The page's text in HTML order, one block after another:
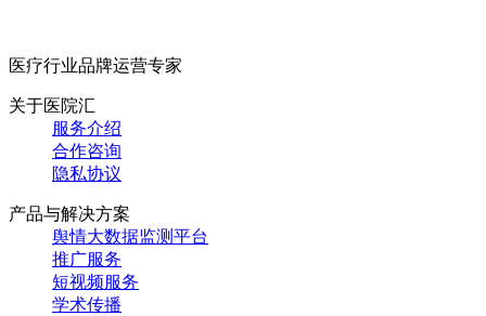
医疗行业品牌运营专家
关于医院汇
服务介绍
合作咨询
隐私协议
产品与解决方案
舆情大数据监测平台
推广服务
短视频服务
学术传播